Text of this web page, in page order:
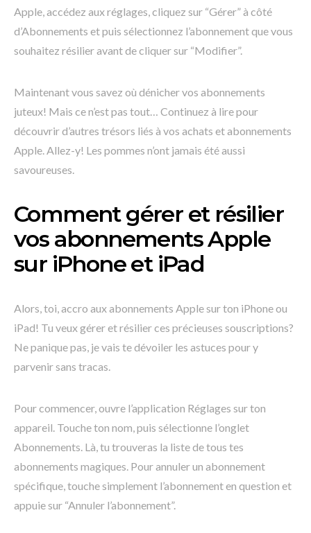
Apple, accédez aux réglages, cliquez sur “Gérer” à côté
d’Abonnements et puis sélectionnez l’abonnement que vous
souhaitez résilier avant de cliquer sur “Modifier”.
Maintenant vous savez où dénicher vos abonnements
juteux! Mais ce n’est pas tout… Continuez à lire pour
découvrir d’autres trésors liés à vos achats et abonnements
Apple. Allez-y! Les pommes n’ont jamais été aussi
savoureuses.
Comment gérer et résilier
vos abonnements Apple
sur iPhone et iPad
Alors, toi, accro aux abonnements Apple sur ton iPhone ou
iPad! Tu veux gérer et résilier ces précieuses souscriptions?
Ne panique pas, je vais te dévoiler les astuces pour y
parvenir sans tracas.
Pour commencer, ouvre l’application Réglages sur ton
appareil. Touche ton nom, puis sélectionne l’onglet
Abonnements. Là, tu trouveras la liste de tous tes
abonnements magiques. Pour annuler un abonnement
spécifique, touche simplement l’abonnement en question et
appuie sur “Annuler l’abonnement”.